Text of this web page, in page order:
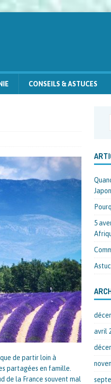
CONSEILS & ASTUCES
de partir loin à
partagées en famille.
de la France souvent mal
5
avril